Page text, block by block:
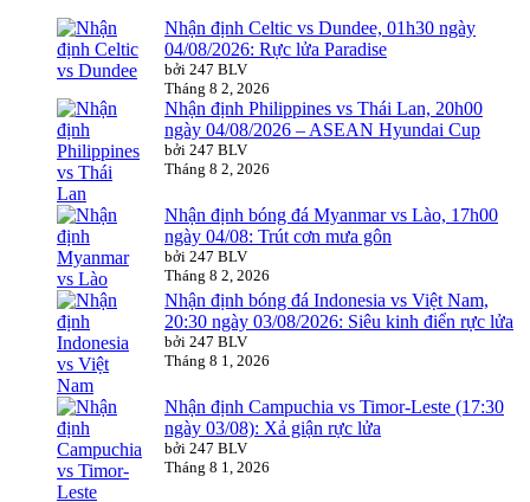
Nhận định Celtic vs Dundee, 01h30 ngày
04/08/2026: Rực lửa Paradise
bởi 247 BLV
Tháng 8 2, 2026
Nhận định Philippines vs Thái Lan, 20h00
ngày 04/08/2026 – ASEAN Hyundai Cup
bởi 247 BLV
Tháng 8 2, 2026
Nhận định bóng đá Myanmar vs Lào, 17h00
ngày 04/08: Trút cơn mưa gôn
bởi 247 BLV
Tháng 8 2, 2026
Nhận định bóng đá Indonesia vs Việt Nam,
20:30 ngày 03/08/2026: Siêu kinh điển rực lửa
bởi 247 BLV
Tháng 8 1, 2026
Nhận định Campuchia vs Timor-Leste (17:30
ngày 03/08): Xả giận rực lửa
bởi 247 BLV
Tháng 8 1, 2026